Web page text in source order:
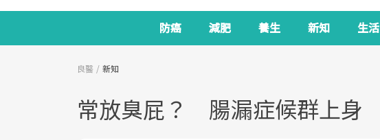
防癌 減肥 養生 新知 生活
良醫 新知
常放臭屁？ 腸漏症候群上身